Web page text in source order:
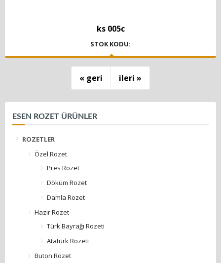
ks 005c
STOK KODU:
geri ileri
ESEN ROZET ÜRÜNLER
ROZETLER
Özel Rozet
Pres Rozet
Döküm Rozet
Damla Rozet
Hazır Rozet
Türk Bayrağı Rozeti
Atatürk Rozeti
Buton Rozet